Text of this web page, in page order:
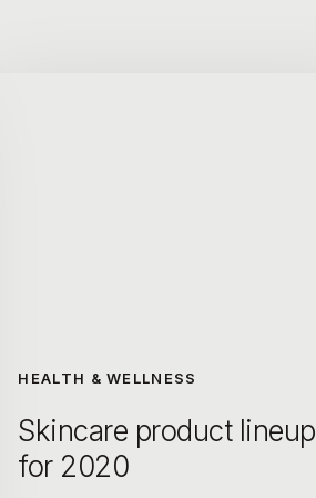
HEALTH & WELLNESS
Skincare product lineup
for 2020